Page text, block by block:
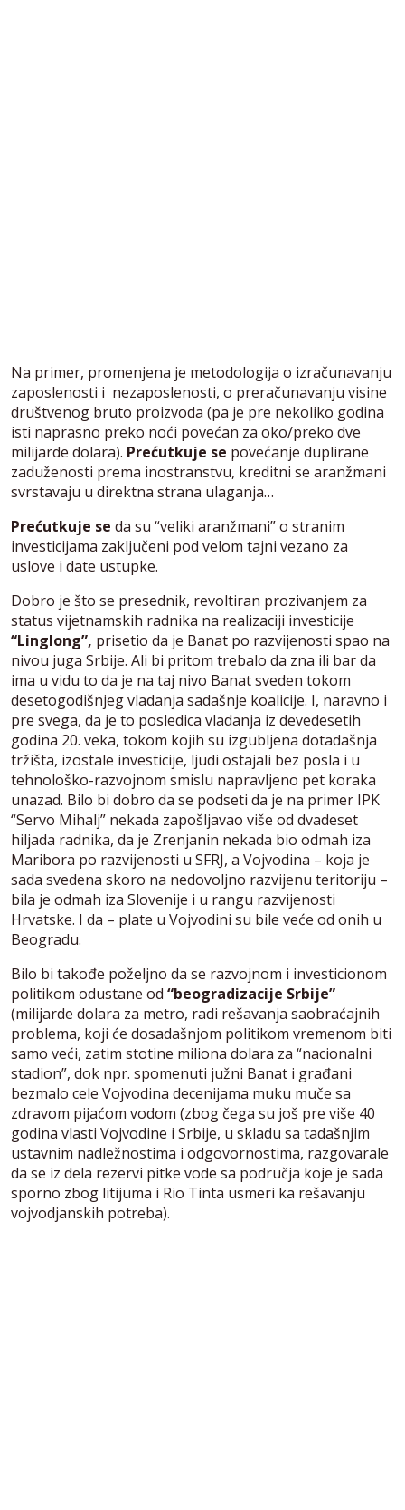
Na primer, promenjena je metodologija o izračunavanju
zaposlenosti i nezaposlenosti, o preračunavanju visine
društvenog bruto proizvoda (pa je pre nekoliko godina
isti naprasno preko noći povećan za oko/preko dve
milijarde dolara). Prećutkuje se povećanje duplirane
zaduženosti prema inostranstvu, kreditni se aranžmani
svrstavaju u direktna strana ulaganja…
Prećutkuje se da su “veliki aranžmani” o stranim
investicijama zaključeni pod velom tajni vezano za
uslove i date ustupke.
Dobro je što se presednik, revoltiran prozivanjem za
status vijetnamskih radnika na realizaciji investicije
“Linglong”, prisetio da je Banat po razvijenosti spao na
nivou juga Srbije. Ali bi pritom trebalo da zna ili bar da
ima u vidu to da je na taj nivo Banat sveden tokom
desetogodišnjeg vladanja sadašnje koalicije. I, naravno i
pre svega, da je to posledica vladanja iz devedesetih
godina 20. veka, tokom kojih su izgubljena dotadašnja
tržišta, izostale investicije, ljudi ostajali bez posla i u
tehnološko-razvojnom smislu napravljeno pet koraka
unazad. Bilo bi dobro da se podseti da je na primer IPK
“Servo Mihalj” nekada zapošljavao više od dvadeset
hiljada radnika, da je Zrenjanin nekada bio odmah iza
Maribora po razvijenosti u SFRJ, a Vojvodina – koja je
sada svedena skoro na nedovoljno razvijenu teritoriju –
bila je odmah iza Slovenije i u rangu razvijenosti
Hrvatske. I da – plate u Vojvodini su bile veće od onih u
Beogradu.
Bilo bi takođe poželjno da se razvojnom i investicionom
politikom odustane od “beogradizacije Srbije”
(milijarde dolara za metro, radi rešavanja saobraćajnih
problema, koji će dosadašnjom politikom vremenom biti
samo veći, zatim stotine miliona dolara za “nacionalni
stadion”, dok npr. spomenuti južni Banat i građani
bezmalo cele Vojvodina decenijama muku muče sa
zdravom pijaćom vodom (zbog čega su još pre više 40
godina vlasti Vojvodine i Srbije, u skladu sa tadašnjim
ustavnim nadležnostima i odgovornostima, razgovarale
da se iz dela rezervi pitke vode sa područja koje je sada
sporno zbog litijuma i Rio Tinta usmeri ka rešavanju
vojvodjanskih potreba).